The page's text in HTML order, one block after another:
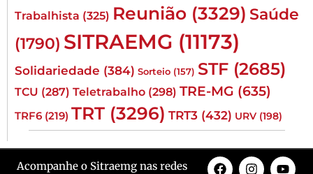
Trabalhista (325) Reunião (3329) Saúde
(1790) SITRAEMG (11173)
Solidariedade (384) Sorteio (157) STF (2685)
TCU (287) Teletrabalho (298) TRE-MG (635)
TRF6 (219) TRT (3296) TRT3 (432) URV (198)
Acompanhe o Sitraemg nas redes